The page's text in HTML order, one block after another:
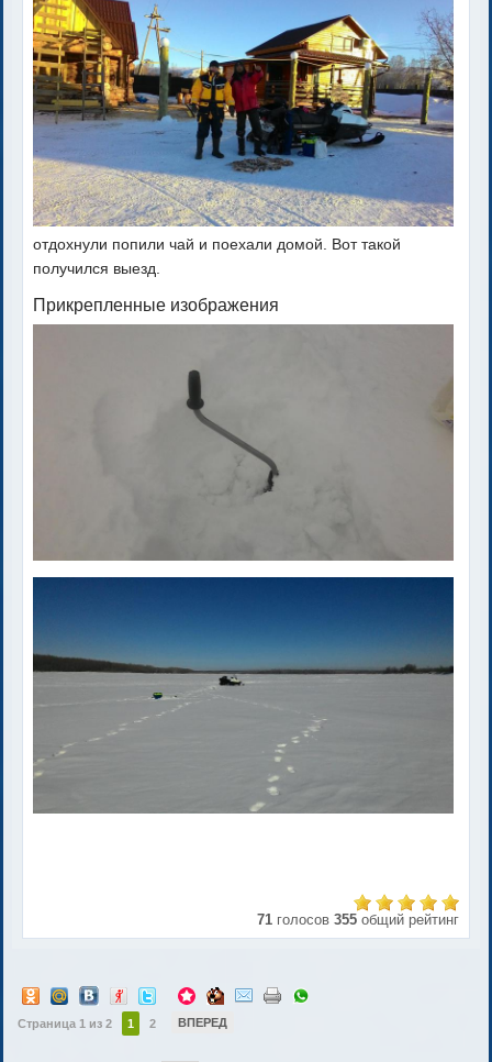
отдохнули попили чай и поехали домой. Вот такой
получился выезд.
Прикрепленные изображения
71 голосов 355 общий рейтинг
Страница 1 из 2 1 2 ВПЕРЕД